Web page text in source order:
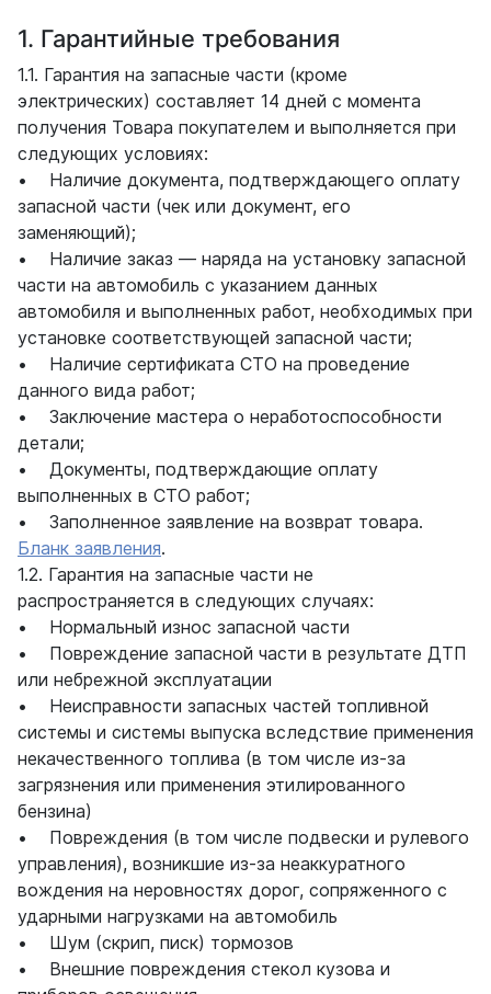
1. Гарантийные требования
1.1. Гарантия на запасные части (кроме
электрических) составляет 14 дней с момента
получения Товара покупателем и выполняется при
следующих условиях:
• Наличие документа, подтверждающего оплату
запасной части (чек или документ, его
заменяющий);
• Наличие заказ — наряда на установку запасной
части на автомобиль с указанием данных
автомобиля и выполненных работ, необходимых при
установке соответствующей запасной части;
• Наличие сертификата СТО на проведение
данного вида работ;
• Заключение мастера о неработоспособности
детали;
• Документы, подтверждающие оплату
выполненных в СТО работ;
• Заполненное заявление на возврат товара.
Бланк заявления.
1.2. Гарантия на запасные части не
распространяется в следующих случаях:
• Нормальный износ запасной части
• Повреждение запасной части в результате ДТП
или небрежной эксплуатации
• Неисправности запасных частей топливной
системы и системы выпуска вследствие применения
некачественного топлива (в том числе из-за
загрязнения или применения этилированного
бензина)
• Повреждения (в том числе подвески и рулевого
управления), возникшие из-за неаккуратного
вождения на неровностях дорог, сопряженного с
ударными нагрузками на автомобиль
• Шум (скрип, писк) тормозов
• Внешние повреждения стекол кузова и